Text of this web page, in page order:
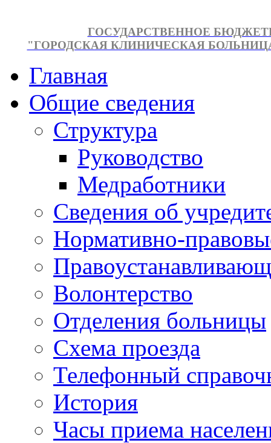
ГОСУДАРСТВЕННОЕ
"ГОРОДСКАЯ КЛИНИЧЕСКАЯ
Главная
Общие сведения
Структура
Руководство
Медработники
Сведения об
Нормативно-
Волонтерство
Отделения больницы
Схема проезда
Телефонный
История
Часы приема